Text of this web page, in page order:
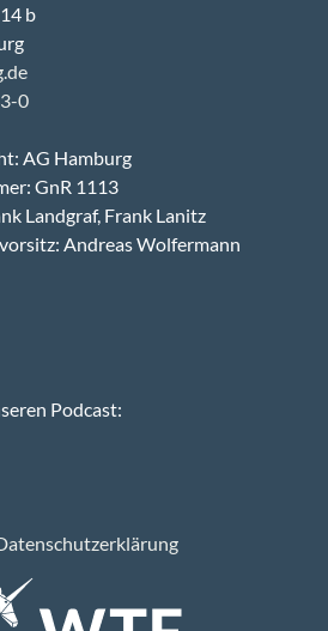
Podcast:
b
0
AG Hamburg
GnR 1113
Landgraf, Frank Lanitz
Andreas Wolfermann